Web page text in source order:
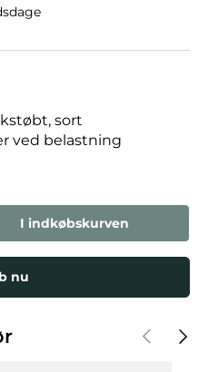
sort
ved belastning
I indkøbskurven
nu
Forrige